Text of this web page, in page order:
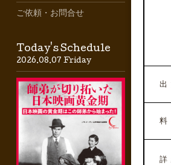
出
料
詳
ご依頼・お問合せ
Today's Schedule
2026.08.07 Friday